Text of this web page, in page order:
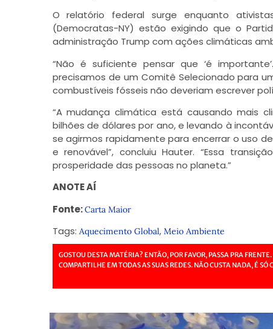
O relatório federal surge enquanto
(Democratas-NY) estão exigindo que o
administração Trump com ações climáticas
“Não é suficiente pensar que ‘é
precisamos de um Comitê Selecionado para
combustíveis fósseis não deveriam escrever
“A mudança climática está causando mais
bilhões de dólares por ano, e levando à
se agirmos rapidamente para encerrar o uso
e renovável”, concluiu Hauter. “Essa
prosperidade das pessoas no planeta.”
ANOTE AÍ
Fonte:Carta Maior
Tags: Aquecimento Global, Meio Ambiente
GOSTOU DESTA MATÉRIA? ENTÃO, POR FAVOR, PASSA PRA FRENTE.
COMPARTILHE EM TODAS AS SUAS REDES. NÃO CUSTA NADA, É SÓ